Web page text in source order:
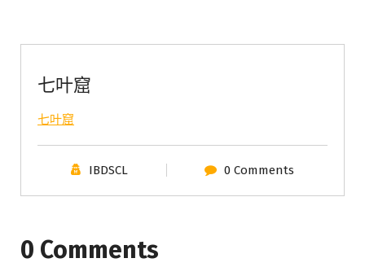
七叶窟
七叶窟
IBDSCL 0 Comments
0 Comments